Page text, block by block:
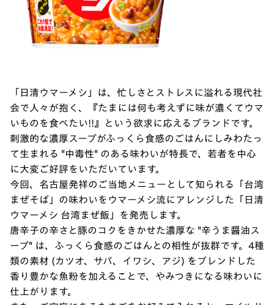
「日清ウマーメシ」は、忙しさとストレスに溢れる現代社
会で人々が抱く、『たまには何も考えずに味が濃くてウマ
いものを食べたい!!』という欲求に応えるブランドです。
刺激的な濃厚スープがふっくら食感のごはんにしみわたっ
て生まれる "中毒性" のある味わいが特長で、若者を中心
に大変ご好評をいただいています。
今回、名古屋発祥のご当地メニューとして知られる「台湾
まぜそば」の味わいをウマーメシ流にアレンジした「日清
ウマーメシ 台湾まぜ飯」を発売します。
唐辛子の辛さと豚のコクをきかせた濃厚な "辛うま醤油ス
ープ" は、ふっくら食感のごはんとの相性が抜群です。4種
類の素材 (カツオ、サバ、イワシ、アジ) をブレンドした
香り豊かな魚粉を加えることで、やみつきになる味わいに
仕上がります。